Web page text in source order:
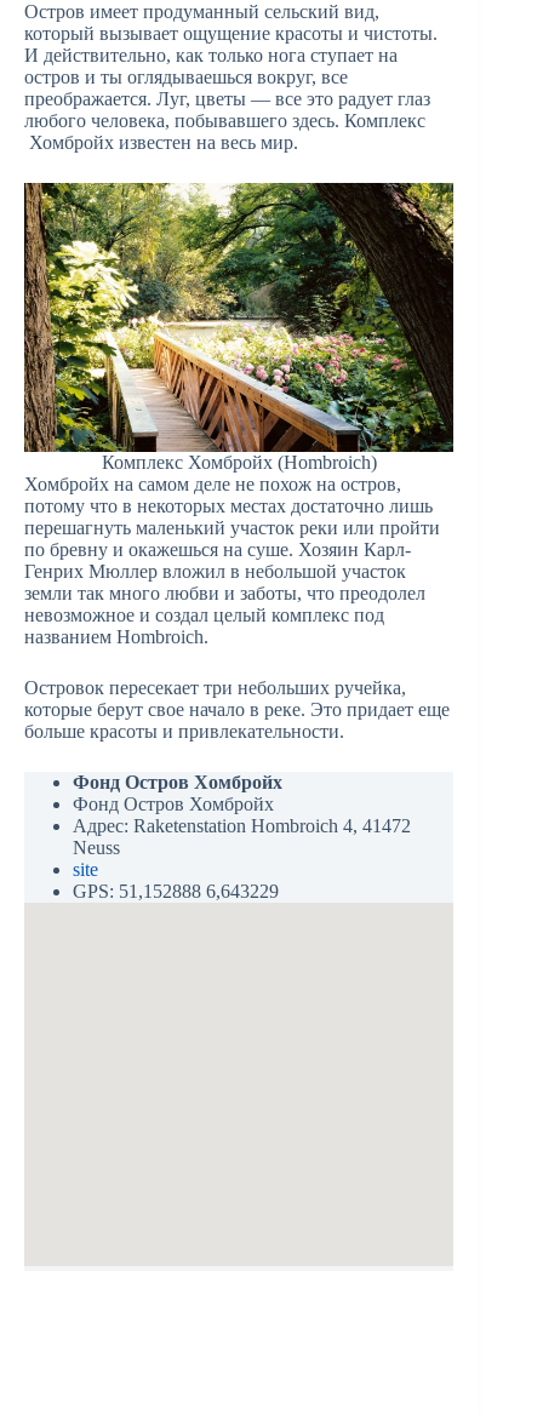
Остров имеет продуманный сельский вид,
который вызывает ощущение красоты и чистоты.
И действительно, как только нога ступает на
остров и ты оглядываешься вокруг, все
преображается. Луг, цветы — все это радует глаз
любого человека, побывавшего здесь. Комплекс
Хомбройх известен на весь мир.
Комплекс Хомбройх (Hombroich)
Хомбройх на самом деле не похож на остров,
потому что в некоторых местах достаточно лишь
перешагнуть маленький участок реки или пройти
по бревну и окажешься на суше. Хозяин Карл-
Генрих Мюллер вложил в небольшой участок
земли так много любви и заботы, что преодолел
невозможное и создал целый комплекс под
названием Hombroich.
Островок пересекает три небольших ручейка,
которые берут свое начало в реке. Это придает еще
больше красоты и привлекательности.
Фонд Остров Хомбройх
Фонд Остров Хомбройх
Адрес: Raketenstation Hombroich 4, 41472
Neuss
site
GPS: 51,152888 6,643229